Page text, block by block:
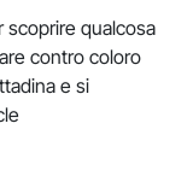
scoprire qualcosa
contro coloro
e si